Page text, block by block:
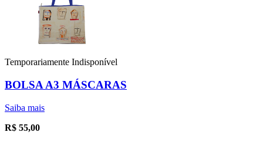
Temporariamente Indisponível
BOLSA A3 MÁSCARAS
Saiba mais
R$ 55,00